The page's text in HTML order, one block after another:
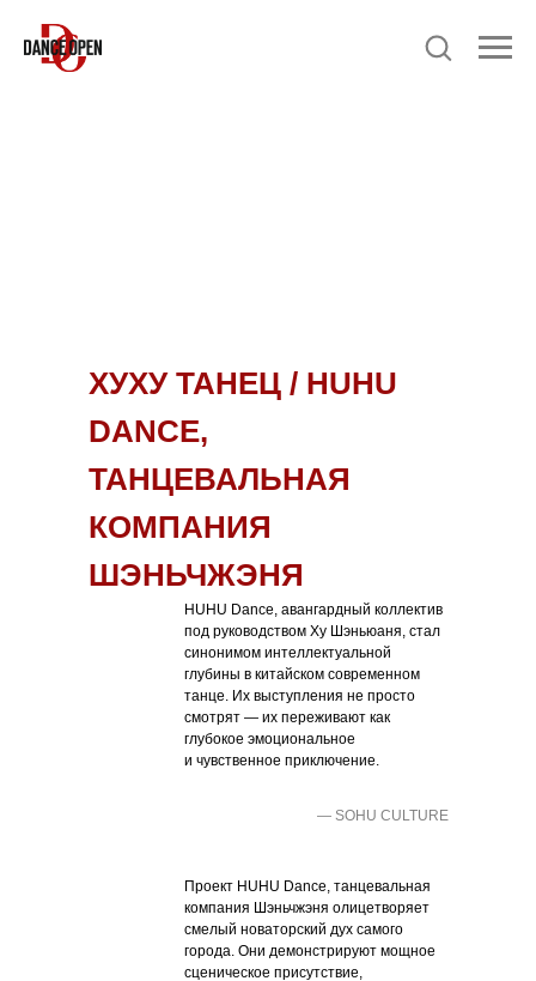
ХУХУ ТАНЕЦ / HUHU
DANCE,
ТАНЦЕВАЛЬНАЯ
КОМПАНИЯ
ШЭНЬЧЖЭНЯ
Проект HUHU Dance, танцевальная
компания Шэньчжэня олицетворяет
смелый новаторский дух самого
города. Они демонстрируют мощное
сценическое присутствие,
HUHU Dance, авангардный коллектив
под руководством Ху Шэньюаня, стал
синонимом интеллектуальной
глубины в китайском современном
танце. Их выступления не просто
смотрят — их переживают как
глубокое эмоциональное
и чувственное приключение.
— SOHU CULTURE